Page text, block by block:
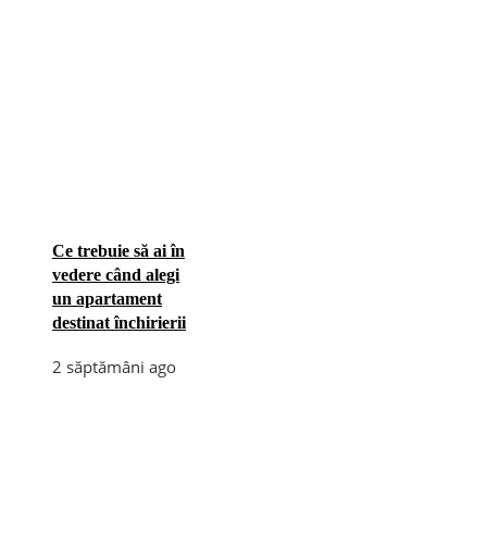
Ce trebuie să ai în
vedere când alegi
un apartament
destinat închirierii
2 săptămâni ago